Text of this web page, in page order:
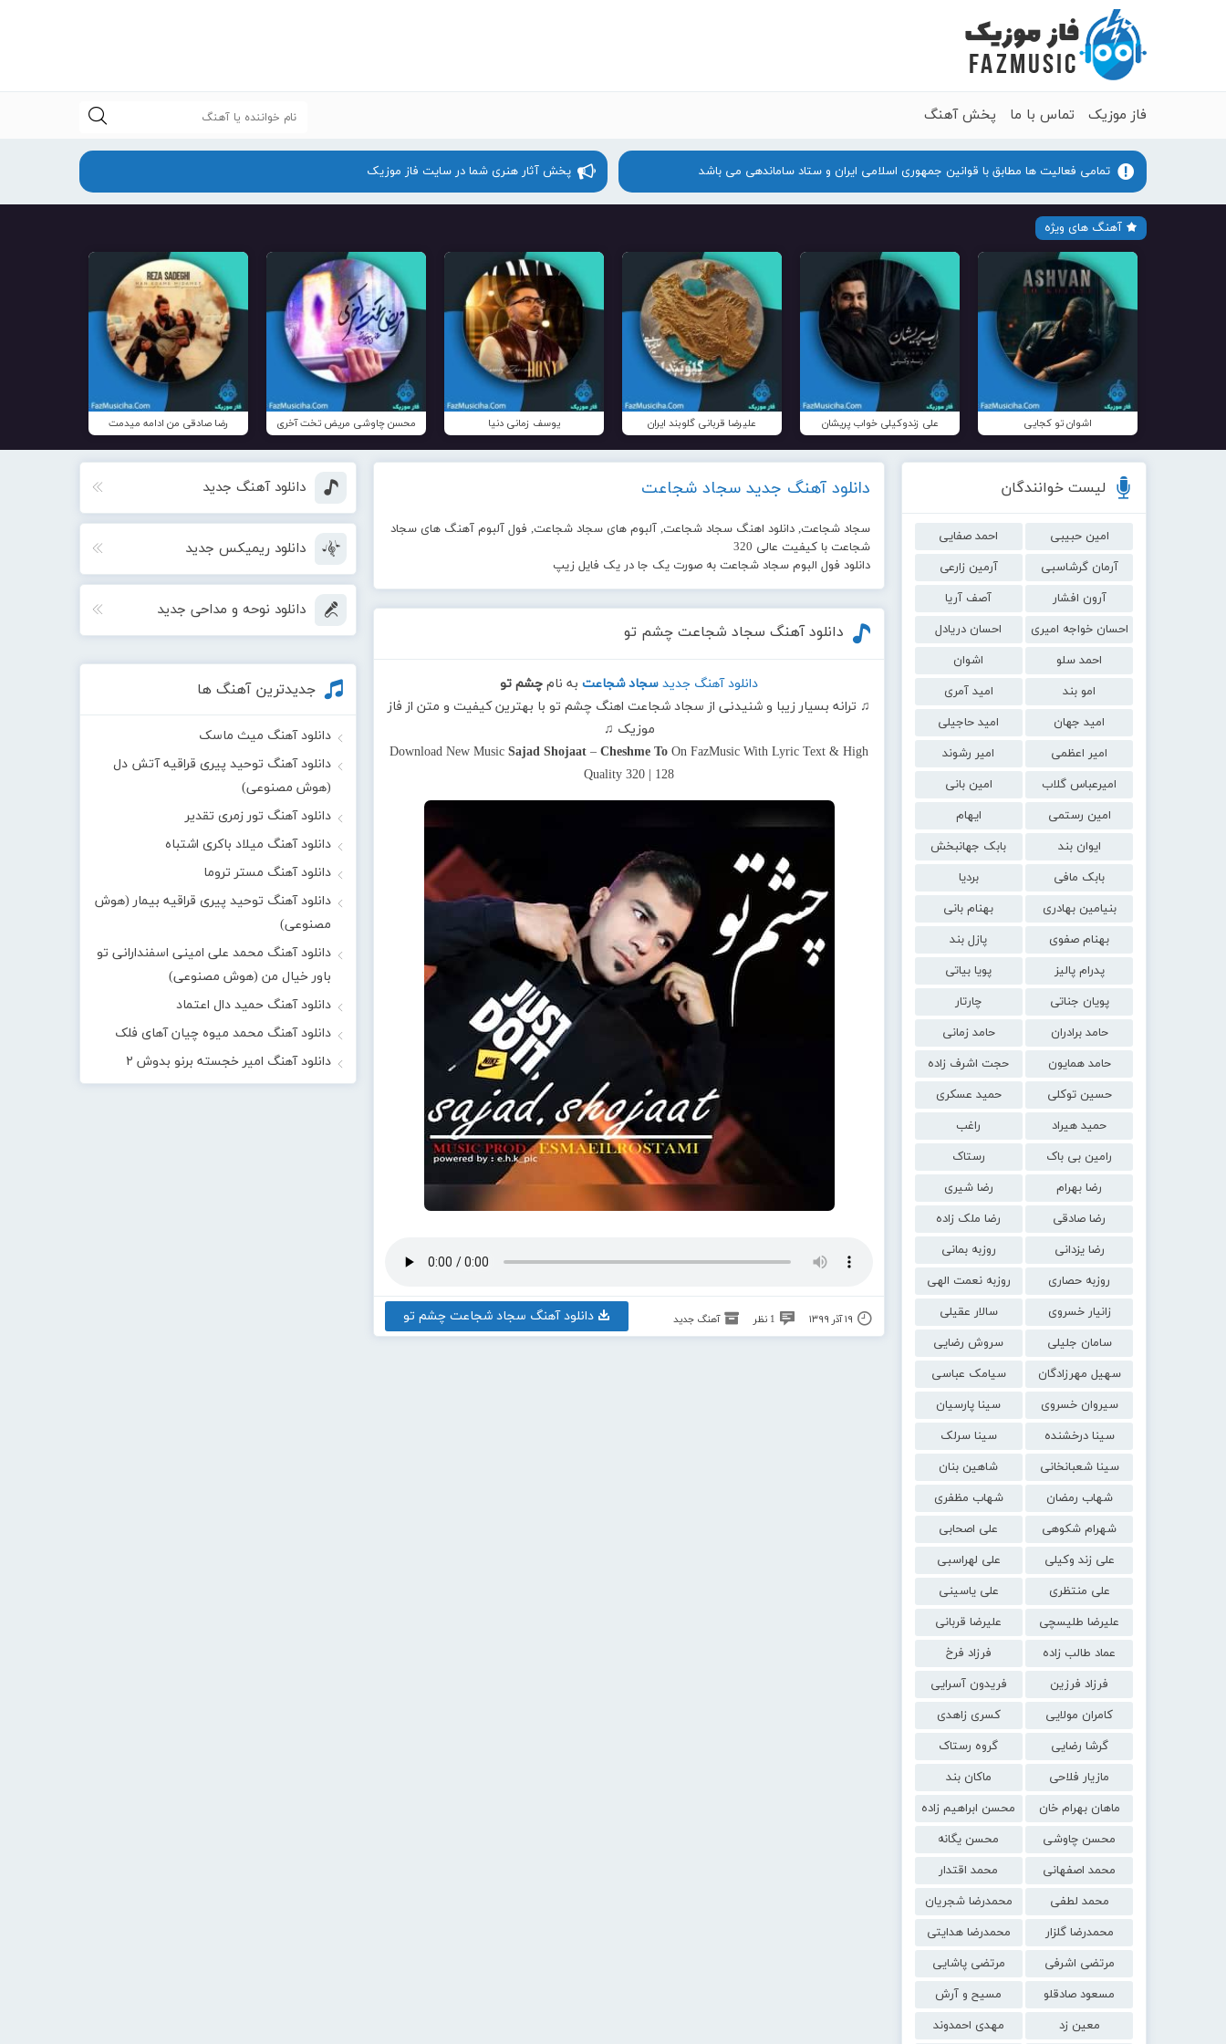
فاز موزیک تماس با ما پخش آهنگ
تمامی فعالیت ها مطابق با قوانین جمهوری اسلامی ایران و ستاد ساماندهی می باشد پخش آثار هنری شما در سایت فاز موزیک
آهنگ های ویژه
اشوان تو کجایی علی زندوکیلی خواب پریشان علیرضا قربانی گلوبند ایران یوسف زمانی دنیا محسن چاوشی مریض تخت آخری رضا صادقی من ادامه میدمت
لیست خوانندگان
امین حبیبی
احمد صفایی
آرمان گرشاسبی
آرمین زارعی
آرون افشار
آصف آریا
احسان خواجه امیری
احسان دریادل
احمد سلو
اشوان
امو بند
امید آمری
امید جهان
امید حاجیلی
امیر اعظمی
امیر رشوند
امیرعباس گلاب
امین بانی
امین رستمی
ایهام
ایوان بند
بابک جهانبخش
بابک مافی
بردیا
بنیامین بهادری
بهنام بانی
بهنام صفوی
پازل بند
پدرام پالیز
پویا بیاتی
پویان جناتی
چارتار
حامد برادران
حامد زمانی
حامد همایون
حجت اشرف زاده
حسین توکلی
حمید عسکری
حمید هیراد
راغب
رامین بی باک
رستاک
رضا بهرام
رضا شیری
رضا صادقی
رضا ملک زاده
رضا یزدانی
روزبه بمانی
روزبه حصاری
روزبه نعمت الهی
زانیار خسروی
سالار عقیلی
سامان جلیلی
سروش رضایی
سهیل مهرزادگان
سیامک عباسی
سیروان خسروی
سینا پارسیان
سینا درخشنده
سینا سرلک
سینا شعبانخانی
شاهین بنان
شهاب رمضان
شهاب مظفری
شهرام شکوهی
علی اصحابی
علی زند وکیلی
علی لهراسبی
علی منتظری
علی یاسینی
علیرضا طلیسچی
علیرضا قربانی
عماد طالب زاده
فرزاد فرخ
فرزاد فرزین
فریدون آسرایی
کامران مولایی
کسری زاهدی
گرشا رضایی
گروه رستاک
مازیار فلاحی
ماکان بند
ماهان بهرام خان
محسن ابراهیم زاده
محسن چاوشی
محسن یگانه
محمد اصفهانی
محمد اقتدار
محمد لطفی
محمدرضا شجریان
محمدرضا گلزار
محمدرضا هدایتی
مرتضی اشرفی
مرتضی پاشایی
مسعود صادقلو
مسیح و آرش
معین زد
مهدی احمدوند
دانلود آهنگ جدید سجاد شجاعت
سجاد شجاعت, دانلود اهنگ سجاد شجاعت, آلبوم های سجاد شجاعت, فول آلبوم آهنگ های سجاد
شجاعت با کیفیت عالی 320
دانلود فول البوم سجاد شجاعت به صورت یک جا در یک فایل زیپ
دانلود آهنگ سجاد شجاعت چشم تو
دانلود آهنگ جدید سجاد شجاعتبه نام چشم تو
♫ ترانه بسیار زیبا و شنیدنی از سجاد شجاعت اهنگ چشم تو با بهترین کیفیت و متن از فاز
موزیک ♫
Download New MusicSajad Shojaat –Cheshme To On FazMusic With Lyric Text & High
Quality 320 | 128
۱۹ آذر ۱۳۹۹ 1 نظر آهنگ جدید دانلود آهنگ سجاد شجاعت چشم تو
دانلود آهنگ جدید
دانلود ریمیکس جدید
دانلود نوحه و مداحی جدید
جدیدترین آهنگ ها
دانلود آهنگ میث ماسک
دانلود آهنگ توحید پیری قراقیه آتش دل
(هوش مصنوعی)
دانلود آهنگ تور زمری تقدیر
دانلود آهنگ میلاد باکری اشتباه
دانلود آهنگ مستر تروما
دانلود آهنگ توحید پیری قراقیه بیمار (هوش
مصنوعی)
دانلود آهنگ محمد علی امینی اسفندارانی تو
باور خیال من (هوش مصنوعی)
دانلود آهنگ حمید دال اعتماد
دانلود آهنگ محمد میوه چیان آهای فلک
دانلود آهنگ امیر خجسته برنو بدوش ۲